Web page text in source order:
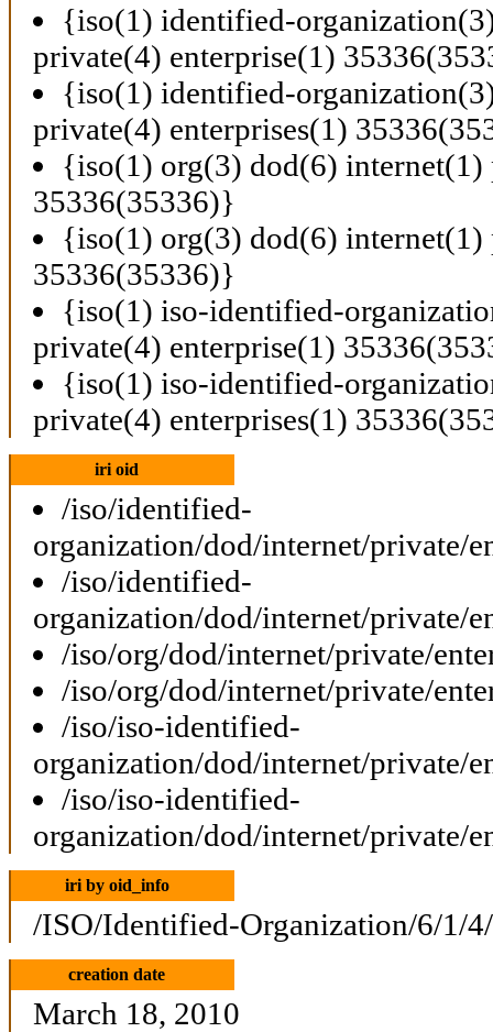
{iso(1) identified-
private(4) enterprise(1)
{iso(1) identified-
private(4) enterprises(1)
{iso(1) org(3) dod(6) internet(1)
35336(35336)}
{iso(1) org(3) dod(6) internet(1)
35336(35336)}
{iso(1) iso-identified-
private(4) enterprise(1)
{iso(1) iso-identified-
private(4) enterprises(1)
iri oid
/iso/identified-
organization/dod/internet/private/
/iso/identified-
organization/dod/internet/private/
/iso/org/dod/internet/private/
/iso/org/dod/internet/private/
/iso/iso-identified-
organization/dod/internet/private/
/iso/iso-identified-
organization/dod/internet/private/
iri by oid_info
/ISO/Identified-Organization/6/1/
creation date
March 18, 2010